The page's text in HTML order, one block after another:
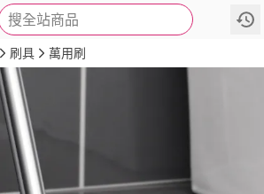
搜全站商品
評價 詳情
刷具 萬用刷